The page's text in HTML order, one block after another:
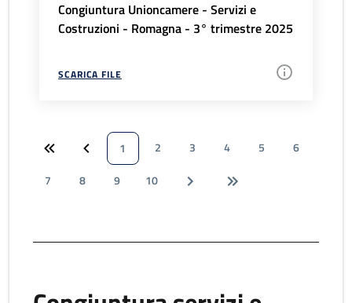
Congiuntura Unioncamere - Servizi e
Costruzioni - Romagna - 3° trimestre 2025
SCARICA FILE
1 2 3 4 5
6
7
8 9 10